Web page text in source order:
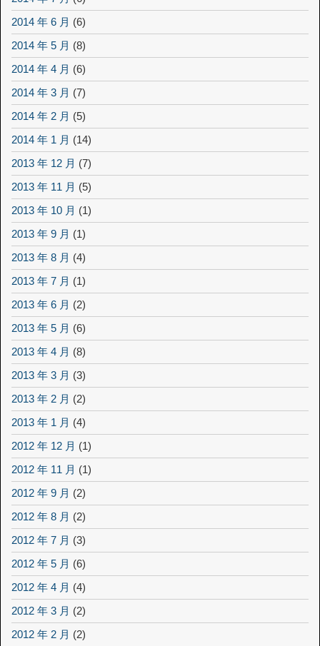
2014 年 6 月 (6)
2014 年 5 月 (8)
2014 年 4 月 (6)
2014 年 3 月 (7)
2014 年 2 月 (5)
2014 年 1 月 (14)
2013 年 12 月 (7)
2013 年 11 月 (5)
2013 年 10 月 (1)
2013 年 9 月 (1)
2013 年 8 月 (4)
2013 年 7 月 (1)
2013 年 6 月 (2)
2013 年 5 月 (6)
2013 年 4 月 (8)
2013 年 3 月 (3)
2013 年 2 月 (2)
2013 年 1 月 (4)
2012 年 12 月 (1)
2012 年 11 月 (1)
2012 年 9 月 (2)
2012 年 8 月 (2)
2012 年 7 月 (3)
2012 年 5 月 (6)
2012 年 4 月 (4)
2012 年 3 月 (2)
2012 年 2 月 (2)